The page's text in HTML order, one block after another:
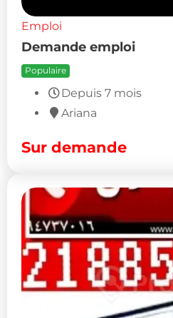
Emploi
Demande emploi
Populaire
Depuis 7 mois
Ariana
Sur demande